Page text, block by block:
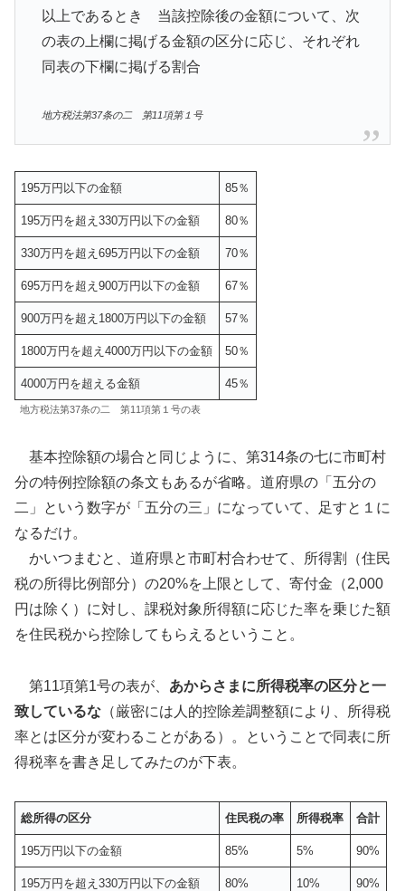
以上であるとき 当該控除後の金額について、次
の表の上欄に掲げる金額の区分に応じ、それぞれ
同表の下欄に掲げる割合
地方税法第37条の二 第11項第１号
195万円以下の金額 85％
195万円を超え330万円以下の金額 80％
330万円を超え695万円以下の金額 70％
695万円を超え900万円以下の金額 67％
900万円を超え1800万円以下の金額 57％
1800万円を超え4000万円以下の金額 50％
4000万円を超える金額 45％
地方税法第37条の二 第11項第１号の表
基本控除額の場合と同じように、第314条の七に市町村
分の特例控除額の条文もあるが省略。道府県の「五分の
二」という数字が「五分の三」になっていて、足すと１に
なるだけ。
かいつまむと、道府県と市町村合わせて、所得割（住民
税の所得比例部分）の20%を上限として、寄付金（2,000
円は除く）に対し、課税対象所得額に応じた率を乗じた額
を住民税から控除してもらえるということ。
第11項第1号の表が、 あからさまに所得税率の区分と一
致しているな （厳密には人的控除差調整額により、所得税
率とは区分が変わることがある）。ということで同表に所
得税率を書き足してみたのが下表。
総所得の区分 住民税の率 所得税率 合計
195万円以下の金額 85% 5% 90%
195万円を超え330万円以下の金額 80% 10% 90%